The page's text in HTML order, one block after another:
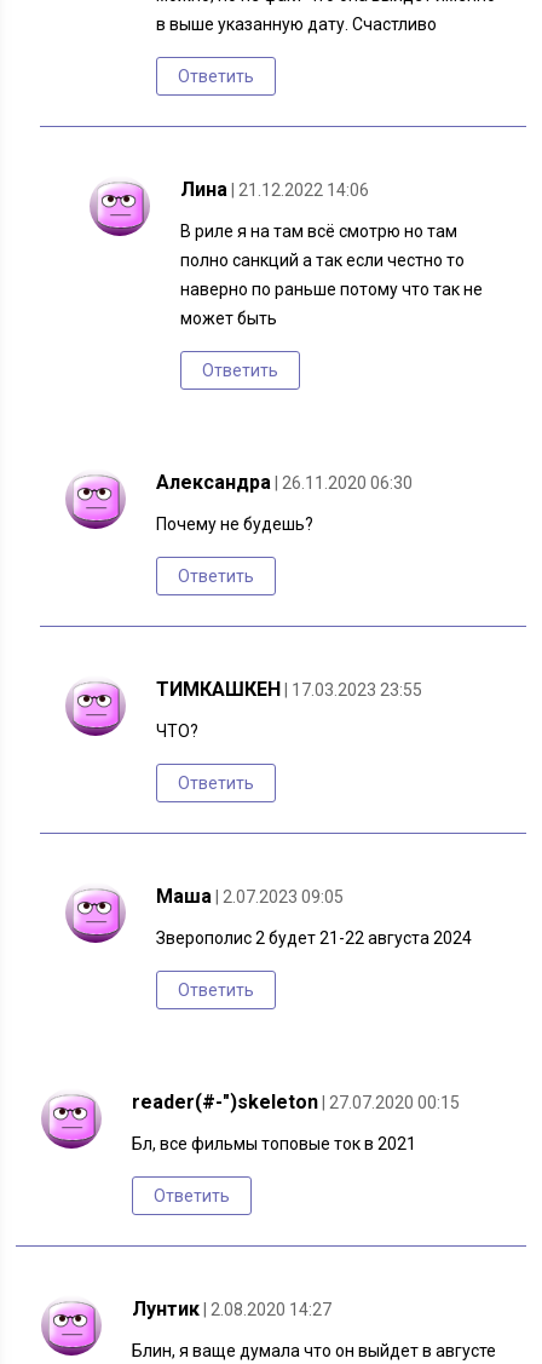
в выше указанную дату. Счастливо
Ответить
Лина | 21.12.2022 14:06
В риле я на там всё смотрю но там
полно санкций а так если честно то
наверно по раньше потому что так не
может быть
Ответить
Александра | 26.11.2020 06:30
Почему не будешь?
Ответить
ТИМКАШКЕН | 17.03.2023 23:55
ЧТО?
Ответить
Маша | 2.07.2023 09:05
Зверополис 2 будет 21-22 августа 2024
Ответить
reader(#-")skeleton | 27.07.2020 00:15
Бл, все фильмы топовые ток в 2021
Ответить
Лунтик | 2.08.2020 14:27
Блин, я ваще думала что он выйдет в августе